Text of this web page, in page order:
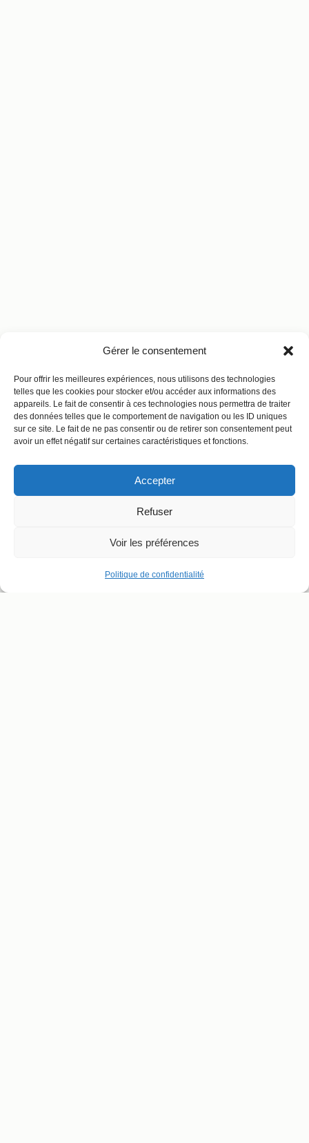
Gérer le consentement
Pour offrir les meilleures expériences, nous utilisons des technologies
telles que les cookies pour stocker et/ou accéder aux informations des
appareils. Le fait de consentir à ces technologies nous permettra de traiter
des données telles que le comportement de navigation ou les ID uniques
sur ce site. Le fait de ne pas consentir ou de retirer son consentement peut
avoir un effet négatif sur certaines caractéristiques et fonctions.
Accepter
Refuser
Voir les préférences
Politique de confidentialité